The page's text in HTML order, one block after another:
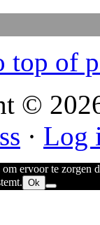
top of
©
· Log
ervoor te zorgen
Ok